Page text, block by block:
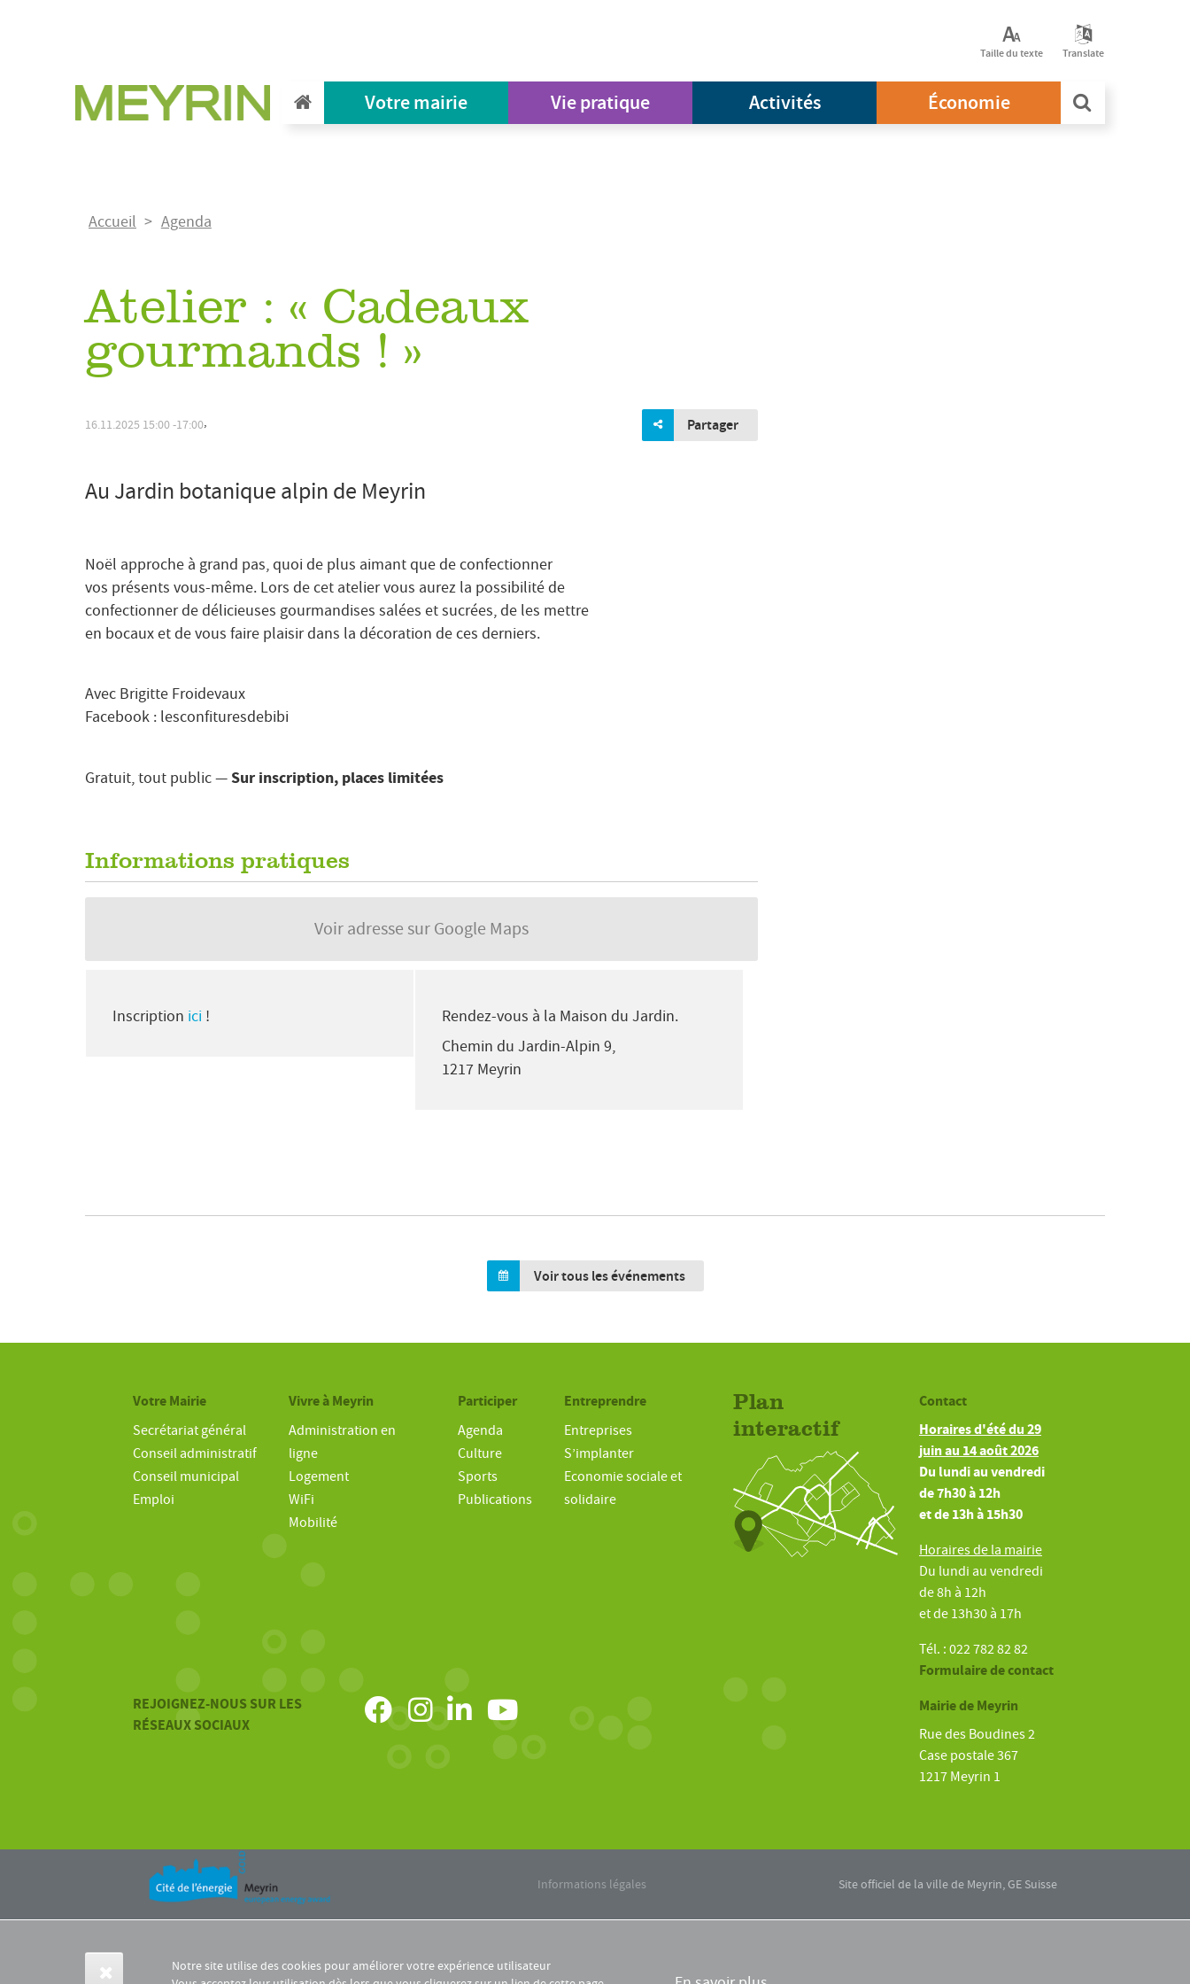
Taille du texte Translate
Votre mairie Vie pratique Activités Économie
FilAccueil Agenda
Atelier : « Cadeaux
gourmands ! »
Partager
Au Jardin botanique alpin de Meyrin
Noël approche à grand pas, quoi de plus aimant que de confectionner
vos présents vous-même. Lors de cet atelier vous aurez la possibilité de
confectionner de délicieuses gourmandises salées et sucrées, de les mettre
en bocaux et de vous faire plaisir dans la décoration de ces derniers.
Avec Brigitte Froidevaux
Facebook : lesconfituresdebibi
Gratuit, tout public —Sur inscription, places limitées
Informations pratiques
Voir adresse sur Google Maps
Inscription ici !
Rendez-vous à la Maison du Jardin.
Chemin du Jardin-Alpin 9,
1217 Meyrin
Voir tous les événements
Votre Mairie
Secrétariat général
Conseil administratif
Conseil municipal
Emploi
Vivre à Meyrin
Administration en
ligne
Logement
WiFi
Mobilité
Participer
Agenda
Culture
Sports
Publications
Entreprendre
Entreprises
S’implanter
Economie sociale et
solidaire
Plan
interactif
Contact
Horaires d'été du 29
juin au 14 août 2026
Du lundi au vendredi
de 7h30 à 12h
et de 13h à 15h30
Horaires de la mairie
Du lundi au vendredi
de 8h à 12h
et de 13h30 à 17h
Tél. : 022 782 82 82
Formulaire de contact
Mairie de Meyrin
Rue des Boudines 2
Case postale 367
1217 Meyrin 1
REJOIGNEZ-NOUS SUR LES
RÉSEAUX SOCIAUX
Informations légales Site officiel de la ville de Meyrin, GE Suisse
Notre site utilise des cookies pour améliorer votre expérience utilisateur